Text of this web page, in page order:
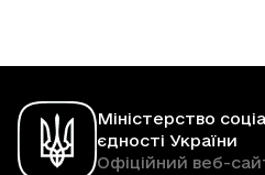
Міністерство
єдності України
Офіційний веб-